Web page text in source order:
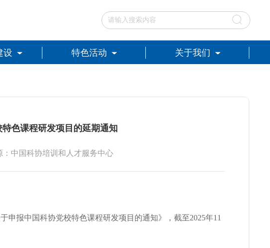
设 特色活动 关于我们
色课程研发项目的延期通知
中国科协培训和人才服务中心
申报中国科协党校特色课程研发项目的通知》，截至2025年11